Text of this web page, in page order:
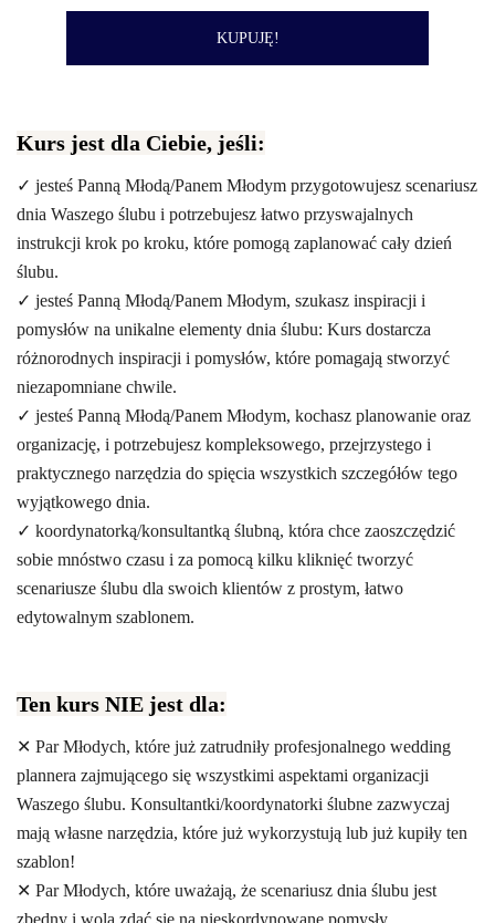
KUPUJĘ!
Kurs jest dla Ciebie, jeśli:
✓ jesteś Panną Młodą/Panem Młodym przygotowujesz scenariusz
dnia Waszego ślubu i potrzebujesz łatwo przyswajalnych
instrukcji krok po kroku, które pomogą zaplanować cały dzień
ślubu.
✓ jesteś Panną Młodą/Panem Młodym, szukasz inspiracji i
pomysłów na unikalne elementy dnia ślubu: Kurs dostarcza
różnorodnych inspiracji i pomysłów, które pomagają stworzyć
niezapomniane chwile.
✓ jesteś Panną Młodą/Panem Młodym, kochasz planowanie oraz
organizację, i potrzebujesz kompleksowego, przejrzystego i
praktycznego narzędzia do spięcia wszystkich szczegółów tego
wyjątkowego dnia.
✓ koordynatorką/konsultantką ślubną, która chce zaoszczędzić
sobie mnóstwo czasu i za pomocą kilku kliknięć tworzyć
scenariusze ślubu dla swoich klientów z prostym, łatwo
edytowalnym szablonem.
Ten kurs NIE jest dla:
✕ Par Młodych, które już zatrudniły profesjonalnego wedding
plannera zajmującego się wszystkimi aspektami organizacji
Waszego ślubu. Konsultantki/koordynatorki ślubne zazwyczaj
mają własne narzędzia, które już wykorzystują lub już kupiły ten
szablon!
✕ Par Młodych, które uważają, że scenariusz dnia ślubu jest
zbędny i wolą zdać się na nieskordynowane pomysły